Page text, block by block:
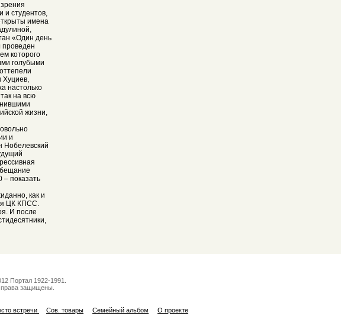
и студентов,
имена
«Один день
которого
голубыми
Хуциев,
настолько
на всю
жизни,
и
Нобелевский
– показать
как и
ЦК КПСС.
И после
Портал 1922-1991.
защищены.
встречи Сов. товары Семейный альбом О проекте